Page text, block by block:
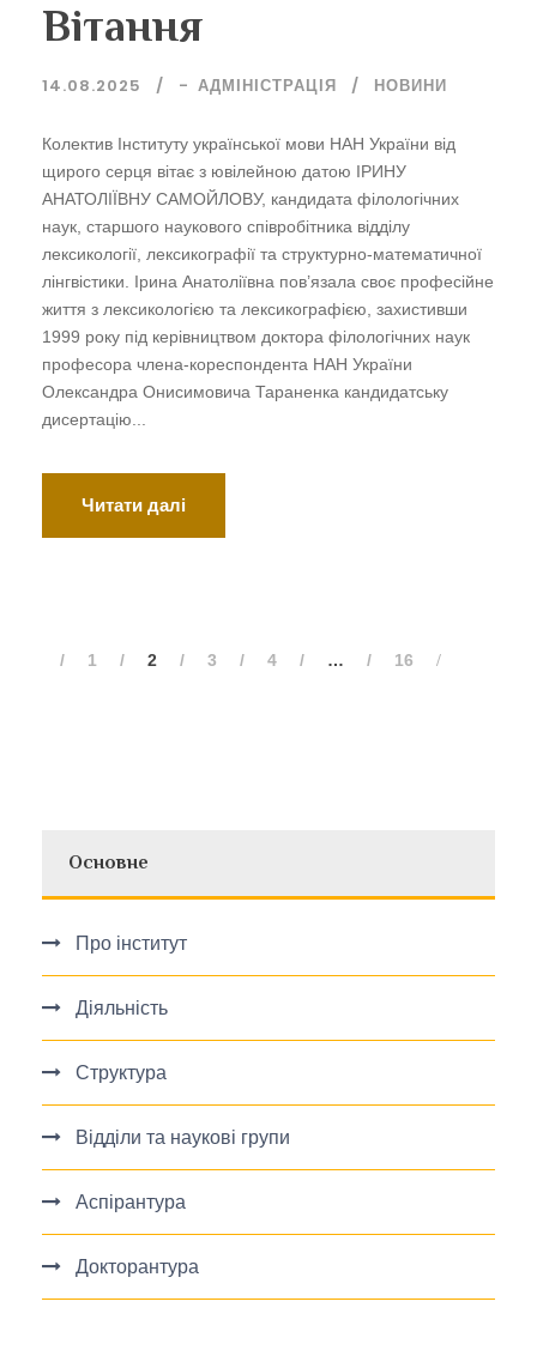
Вітання
14.08.2025 - АДМІНІСТРАЦІЯ НОВИНИ
Колектив Інституту української мови НАН України від
щирого серця вітає з ювілейною датою ІРИНУ
АНАТОЛІЇВНУ САМОЙЛОВУ, кандидата філологічних
наук, старшого наукового співробітника відділу
лексикології, лексикографії та структурно-математичної
лінгвістики. Ірина Анатоліївна пов’язала своє професійне
життя з лексикологією та лексикографією, захистивши
1999 року під керівництвом доктора філологічних наук
професора члена-кореспондента НАН України
Олександра Онисимовича Тараненка кандидатську
дисертацію...
Читати далі
1 2 3 4 … 16
Основне
Про інститут
Діяльність
Структура
Відділи та наукові групи
Аспірантура
Докторантура